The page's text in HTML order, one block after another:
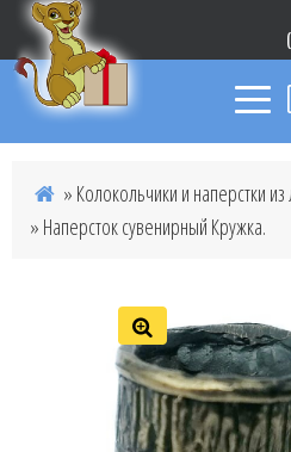
» Колокольчики и наперстки из
» Наперсток сувенирный Кружка.